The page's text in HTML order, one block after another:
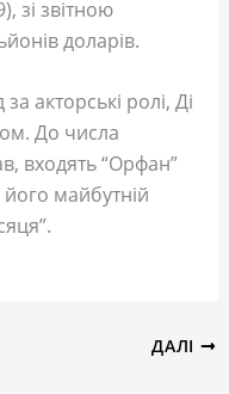
зі звітною
доларів.
акторські ролі, Ді
До числа
входять “Орфан”
його майбутній
ДАЛІ